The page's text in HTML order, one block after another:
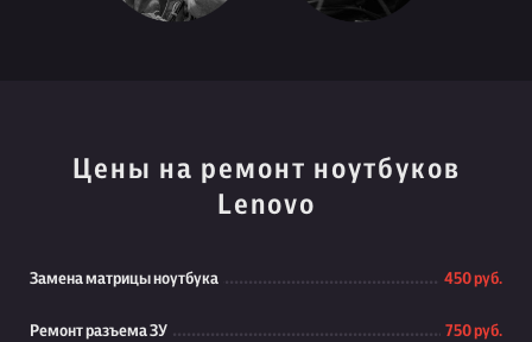
Цены на ремонт ноутбуков
Lenovo
Замена матрицы ноутбука 450 руб.
Ремонт разъема ЗУ 750 руб.